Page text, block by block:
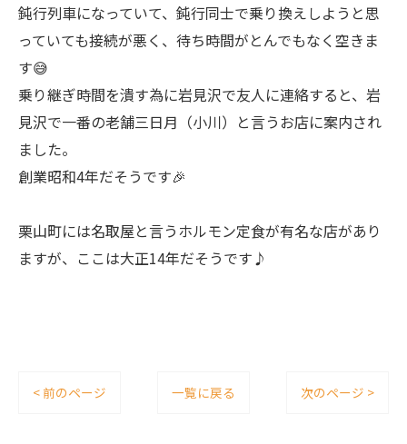
鈍行列車になっていて、鈍行同士で乗り換えしようと思
っていても接続が悪く、待ち時間がとんでもなく空きま
す😅
乗り継ぎ時間を潰す為に岩見沢で友人に連絡すると、岩
見沢で一番の老舗三日月（小川）と言うお店に案内され
ました。
創業昭和4年だそうです🎉
栗山町には名取屋と言うホルモン定食が有名な店があり
ますが、ここは大正14年だそうです♪
< 前のページ 一覧に戻る 次のページ >